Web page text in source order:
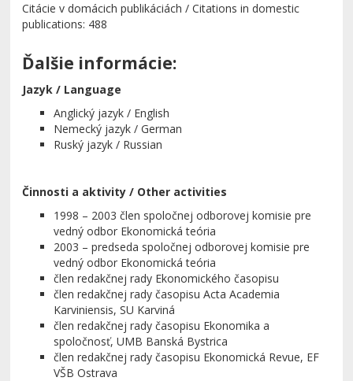
Citácie v domácich publikáciách / Citations in domestic
publications: 488
Ďalšie informácie:
Jazyk / Language
Anglický jazyk / English
Nemecký jazyk / German
Ruský jazyk / Russian
Činnosti a aktivity / Other activities
1998 – 2003 člen spoločnej odborovej komisie pre
vedný odbor Ekonomická teória
2003 – predseda spoločnej odborovej komisie pre
vedný odbor Ekonomická teória
člen redakčnej rady Ekonomického časopisu
člen redakčnej rady časopisu Acta Academia
Karviniensis, SU Karviná
člen redakčnej rady časopisu Ekonomika a
spoločnosť, UMB Banská Bystrica
člen redakčnej rady časopisu Ekonomická Revue, EF
VŠB Ostrava